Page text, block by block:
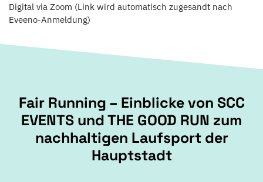
Digital via Zoom (Link wird automatisch zugesandt nach
Eveeno-Anmeldung)
Fair Running – Einblicke von SCC
EVENTS und THE GOOD RUN zum
nachhaltigen Laufsport der
Hauptstadt